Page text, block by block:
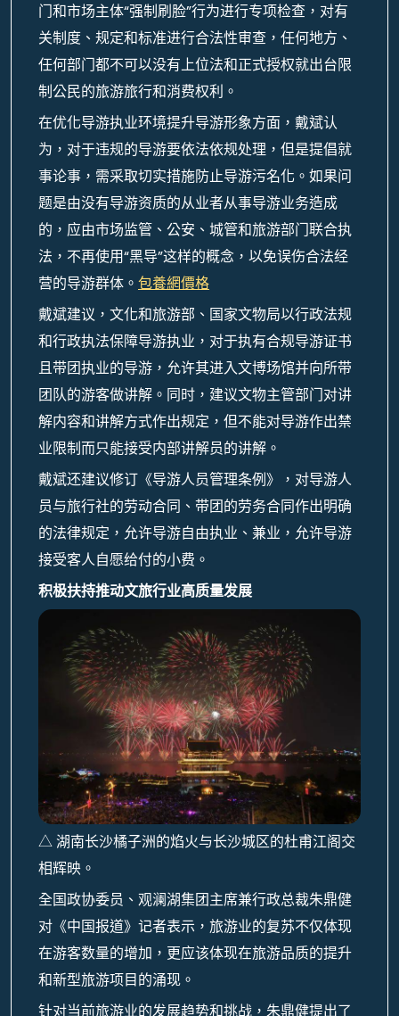
门和市场主体“强制刷脸”行为进行专项检查，对有
关制度、规定和标准进行合法性审查，任何地方、
任何部门都不可以没有上位法和正式授权就出台限
制公民的旅游旅行和消费权利。
在优化导游执业环境提升导游形象方面，戴斌认
为，对于违规的导游要依法依规处理，但是提倡就
事论事，需采取切实措施防止导游污名化。如果问
题是由没有导游资质的从业者从事导游业务造成
的，应由市场监管、公安、城管和旅游部门联合执
法，不再使用“黑导”这样的概念，以免误伤合法经
营的导游群体。 包養網價格
戴斌建议，文化和旅游部、国家文物局以行政法规
和行政执法保障导游执业，对于执有合规导游证书
且带团执业的导游，允许其进入文博场馆并向所带
团队的游客做讲解。同时，建议文物主管部门对讲
解内容和讲解方式作出规定，但不能对导游作出禁
业限制而只能接受内部讲解员的讲解。
戴斌还建议修订《导游人员管理条例》，对导游人
员与旅行社的劳动合同、带团的劳务合同作出明确
的法律规定，允许导游自由执业、兼业，允许导游
接受客人自愿给付的小费。
积极扶持推动文旅行业高质量发展
△ 湖南长沙橘子洲的焰火与长沙城区的杜甫江阁交
相辉映。
全国政协委员、观澜湖集团主席兼行政总裁朱鼎健
对《中国报道》记者表示，旅游业的复苏不仅体现
在游客数量的增加，更应该体现在旅游品质的提升
和新型旅游项目的涌现。
针对当前旅游业的发展趋势和挑战，朱鼎健提出了